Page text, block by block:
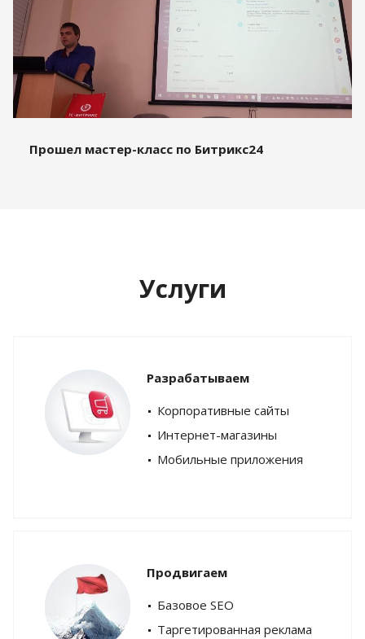
Прошел мастер-класс по Битрикс24
Услуги
Разрабатываем
Корпоративные сайты
Интернет-магазины
Мобильные приложения
Продвигаем
Базовое SEO
Таргетированная реклама